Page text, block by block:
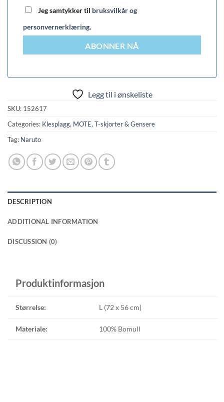
Jeg samtykker til bruksvilkår og
personvernerklæring.
ABONNER NÅ
Legg til i ønskeliste
SKU: 152617
Categories: Klesplagg, MOTE, T-skjorter & Gensere
Tag: Naruto
DESCRIPTION
ADDITIONAL INFORMATION
DISCUSSION (0)
Produktinformasjon
Størrelse: L (72 x 56 cm)
Materiale: 100% Bomull